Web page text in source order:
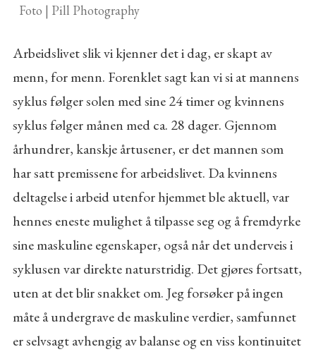
Foto | Pill Photography
Arbeidslivet slik vi kjenner det i dag, er skapt av
menn, for menn. Forenklet sagt kan vi si at mannens
syklus følger solen med sine 24 timer og kvinnens
syklus følger månen med ca. 28 dager. Gjennom
århundrer, kanskje årtusener, er det mannen som
har satt premissene for arbeidslivet. Da kvinnens
deltagelse i arbeid utenfor hjemmet ble aktuell, var
hennes eneste mulighet å tilpasse seg og å fremdyrke
sine maskuline egenskaper, også når det underveis i
syklusen var direkte naturstridig. Det gjøres fortsatt,
uten at det blir snakket om. Jeg forsøker på ingen
måte å undergrave de maskuline verdier, samfunnet
er selvsagt avhengig av balanse og en viss kontinuitet